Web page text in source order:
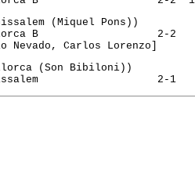
(Miquel Pons))
CD Binissalem - RCD Mallorca B			 2-2
Nevado, Carlos Lorenzo]
(Son Bibiloni))
RCD Mallorca B - CD Binissalem			 2-1